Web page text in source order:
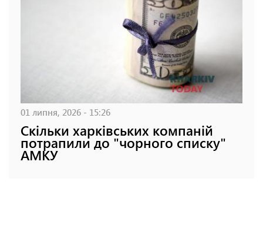
01 липня, 2026 - 15:26
Скільки харківських компаній
потрапили до "чорного списку"
АМКУ